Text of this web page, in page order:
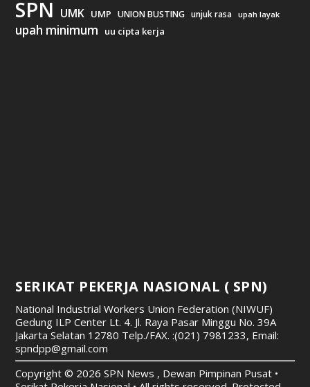
SPN UMK UMP UNION BUSTING unjuk rasa upah layak
upah minimum uu cipta kerja
SERIKAT PEKERJA NASIONAL ( SPN)
National Industrial Workers Union Federation (NIWUF)
Gedung ILP Center Lt. 4. Jl. Raya Pasar Minggu No. 39A
Jakarta Selatan 12780 Telp./FAX. :(021) 7981233, Email:
spndpp@gmail.com
Copyright © 2026 SPN News , Dewan Pimpinan Pusat •